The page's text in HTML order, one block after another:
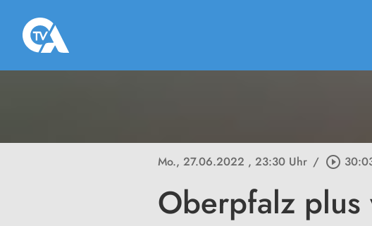
Mo., 27.06.2022 , 23:30 Uhr / play_circle_outline
Oberpfalz